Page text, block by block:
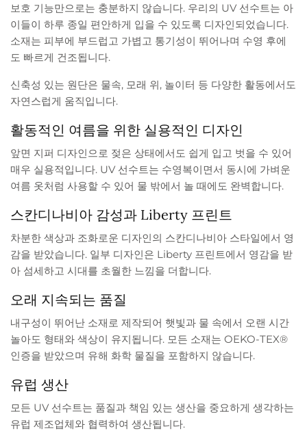
보호 기능만으로는 충분하지 않습니다. 우리의 UV 선수트는 아
이들이 하루 종일 편안하게 입을 수 있도록 디자인되었습니다.
소재는 피부에 부드럽고 가볍고 통기성이 뛰어나며 수영 후에
도 빠르게 건조됩니다.
신축성 있는 원단은 물속, 모래 위, 놀이터 등 다양한 활동에서도
자연스럽게 움직입니다.
활동적인 여름을 위한 실용적인 디자인
앞면 지퍼 디자인으로 젖은 상태에서도 쉽게 입고 벗을 수 있어
매우 실용적입니다. UV 선수트는 수영복이면서 동시에 가벼운
여름 옷처럼 사용할 수 있어 물 밖에서 놀 때에도 완벽합니다.
스칸디나비아 감성과 Liberty 프린트
차분한 색상과 조화로운 디자인의 스칸디나비아 스타일에서 영
감을 받았습니다. 일부 디자인은 Liberty 프린트에서 영감을 받
아 섬세하고 시대를 초월한 느낌을 더합니다.
오래 지속되는 품질
내구성이 뛰어난 소재로 제작되어 햇빛과 물 속에서 오랜 시간
놀아도 형태와 색상이 유지됩니다. 모든 소재는 OEKO-TEX®
인증을 받았으며 유해 화학 물질을 포함하지 않습니다.
유럽 생산
모든 UV 선수트는 품질과 책임 있는 생산을 중요하게 생각하는
유럽 제조업체와 협력하여 생산됩니다.